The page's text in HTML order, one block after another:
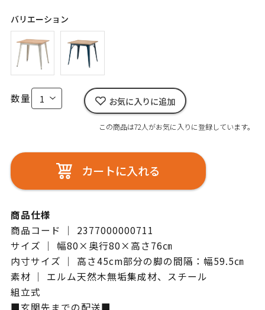
バリエーション
数量 お気に入りに追加
この商品は72人がお気に入りに登録しています。
カートに入れる
商品仕様
商品コード ｜ 2377000000711
サイズ ｜ 幅80×奥行80×高さ76㎝
内寸サイズ ｜ 高さ45cm部分の脚の間隔：幅59.5㎝
素材 ｜ エルム天然木無垢集成材、スチール
組立式
■玄関先までの配送■